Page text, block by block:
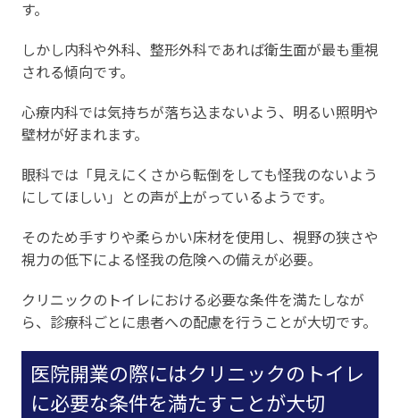
す。
しかし内科や外科、整形外科であれば衛生面が最も重視
される傾向です。
心療内科では気持ちが落ち込まないよう、明るい照明や
壁材が好まれます。
眼科では「見えにくさから転倒をしても怪我のないよう
にしてほしい」との声が上がっているようです。
そのため手すりや柔らかい床材を使用し、視野の狭さや
視力の低下による怪我の危険への備えが必要。
クリニックのトイレにおける必要な条件を満たしなが
ら、診療科ごとに患者への配慮を行うことが大切です。
医院開業の際にはクリニックのトイレ
に必要な条件を満たすことが大切